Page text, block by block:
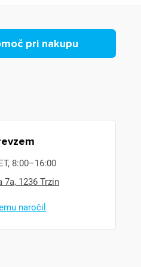
pri nakupu
8:00–16:00
7a, 1236 Trzin
naročil